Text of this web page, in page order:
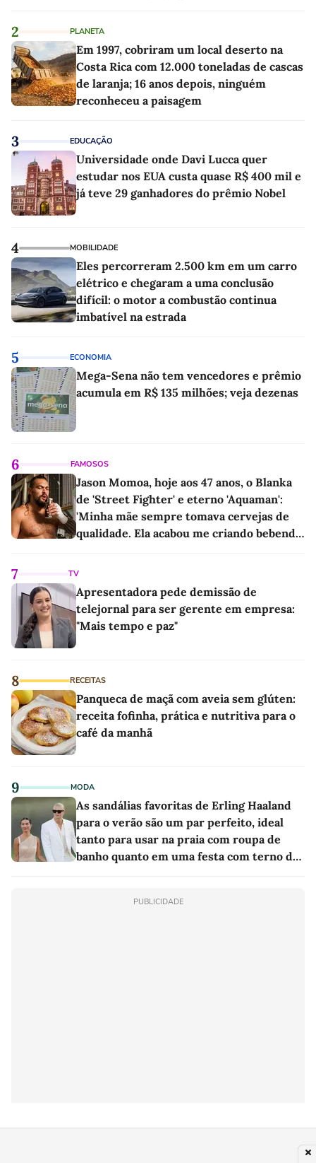
2 PLANETA
Em 1997, cobriram um local deserto na
Costa Rica com 12.000 toneladas de cascas
de laranja; 16 anos depois, ninguém
reconheceu a paisagem
3 EDUCAÇÃO
Universidade onde Davi Lucca quer
estudar nos EUA custa quase R$ 400 mil e
já teve 29 ganhadores do prêmio Nobel
4 MOBILIDADE
Eles percorreram 2.500 km em um carro
elétrico e chegaram a uma conclusão
difícil: o motor a combustão continua
imbatível na estrada
5 ECONOMIA
Mega-Sena não tem vencedores e prêmio
acumula em R$ 135 milhões; veja dezenas
6 FAMOSOS
Jason Momoa, hoje aos 47 anos, o Blanka
de 'Street Fighter' e eterno 'Aquaman':
'Minha mãe sempre tomava cervejas de
qualidade. Ela acabou me criando bebendo
7 TV
Apresentadora pede demissão de
telejornal para ser gerente em empresa:
"Mais tempo e paz"
8 RECEITAS
Panqueca de maçã com aveia sem glúten:
receita fofinha, prática e nutritiva para o
café da manhã
9 MODA
As sandálias favoritas de Erling Haaland
para o verão são um par perfeito, ideal
tanto para usar na praia com roupa de
banho quanto em uma festa com terno de
PUBLICIDADE